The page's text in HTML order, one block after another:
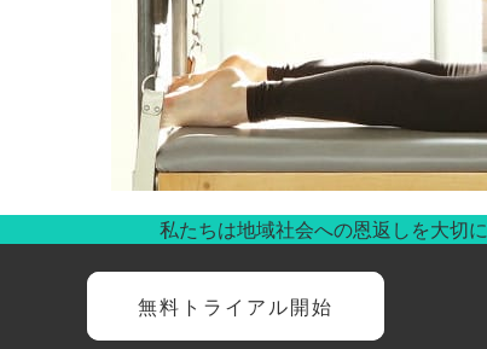
私たちは地域社会への恩返しを大切
無料トライアル開始